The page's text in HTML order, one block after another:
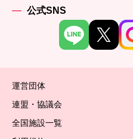
公式SNS
運営団体
連盟・協議会
全国施設一覧